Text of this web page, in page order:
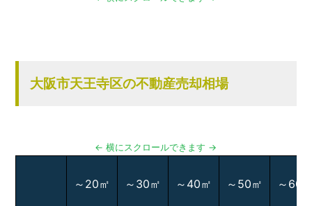
大阪市天王寺区の不動産売却相場
～20㎡ ～30㎡ ～40㎡ ～50㎡ ～60